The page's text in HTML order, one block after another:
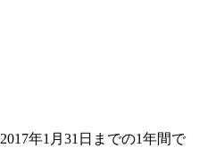
年1月31日までの1年間で